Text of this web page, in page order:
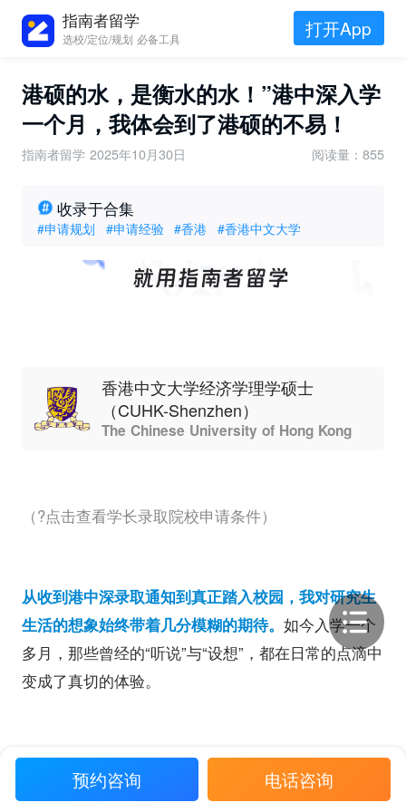
指南者留学
选校/定位/规划 必备工具 打开App
港硕的水，是衡水的水！”港中深入学
一个月，我体会到了港硕的不易！
指南者留学 2025年10月30日 阅读量：855
收录于合集
#申请规划 #申请经验 #香港 #香港中文大学
香港中文大学经济学理学硕士
（CUHK-Shenzhen）
The Chinese University of Hong Kong
（?点击查看学长录取院校申请条件）
从收到港中深录取通知到真正踏入校园，我对研究生
生活的想象始终带着几分模糊的期待。 如今入学一个
多月，那些曾经的“听说”与“设想”，都在日常的点滴中
变成了真切的体验。
有意外的温暖，有需要磨合的适应，也有在探索中逐
渐清晰的方向。这段不算长的时光，却让我对“港中深
预约咨询 电话咨询